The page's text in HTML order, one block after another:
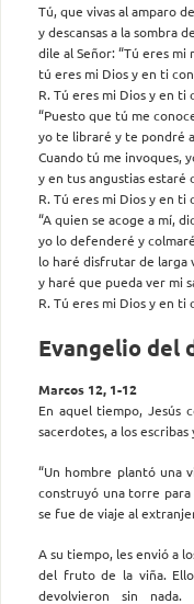
Tú, que vivas al amparo
y descansas a la sombra
dile al Señor: “Tú eres
tú eres mi Dios y en ti
R. Tú eres mi Dios y en ti
“Puesto que tú me
yo te libraré y te pondré
Cuando tú me invoques,
y en tus angustias estaré
R. Tú eres mi Dios y en ti
“A quien se acoge a mí,
yo lo defenderé y
lo haré disfrutar de larga
y haré que pueda ver mi
R. Tú eres mi Dios y en ti
Evangelio del
Marcos 12, 1-12
En aquel tiempo, Jesús
sacerdotes, a los escribas
“Un hombre plantó una
construyó una torre para
se fue de viaje al
A su tiempo, les envió a
del fruto de la viña.
devolvieron sin